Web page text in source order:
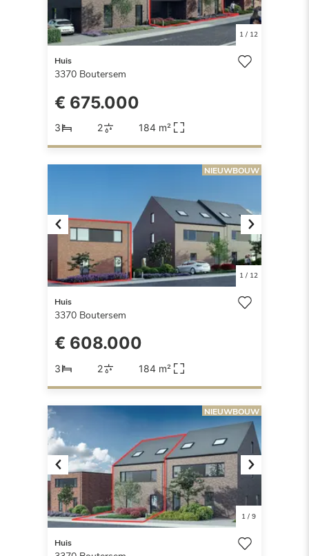
1/ 12
Huis
3370 Boutersem
€ 675.000
3 2 184 m²
Previous Next
1/ 12
NIEUWBOUW
Huis
3370 Boutersem
€ 608.000
3 2 184 m²
Previous Next
1/ 9
NIEUWBOUW
Huis